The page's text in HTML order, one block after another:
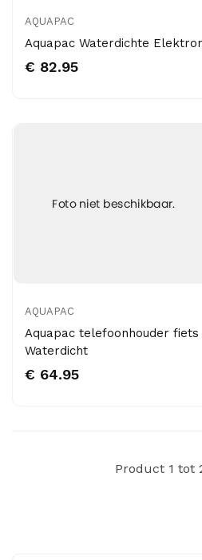
AQUAPAC
Aquapac Waterdichte
€ 82.95
AQUAPAC
Aquapac telefoonhouder
Waterdicht
€ 64.95
Product 1 tot